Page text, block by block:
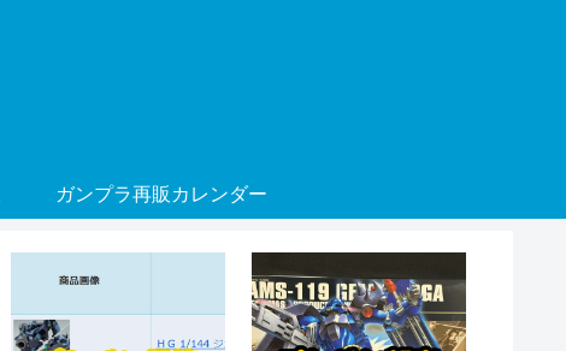
ガンプラ再販カレンダー